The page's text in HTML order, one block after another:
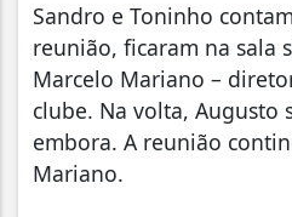
Sandro e Toninho
reunião, ficaram na sala
Marcelo Mariano –
clube. Na volta, Augusto
embora. A reunião
Mariano.